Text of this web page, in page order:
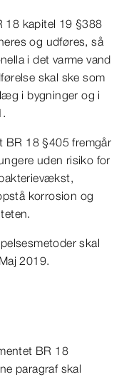
18 kapitel 19 §388
og udføres, så
i det varme vand
skal ske som
i bygninger og i
BR 18 §405 fremgår
uden risiko for
korrosion og
skal
2019.
BR 18
paragraf skal